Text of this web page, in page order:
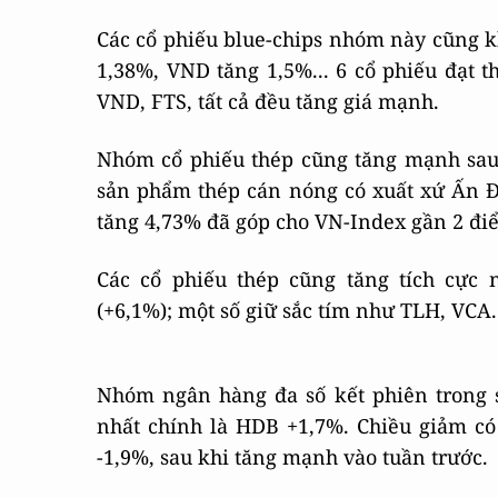
Các cổ phiếu blue-chips nhóm này cũng
1,38%, VND tăng 1,5%... 6 cổ phiếu đạt
VND, FTS, tất cả đều tăng giá mạnh.
Nhóm cổ phiếu thép cũng tăng mạnh
sản phẩm thép cán nóng có xuất xứ Ấn
tăng 4,73% đã góp cho VN-Index gần 2
Các cổ phiếu thép cũng tăng tích cực
(+6,1%); một số giữ sắc tím như TLH, VCA.
Nhóm ngân hàng đa số kết phiên
nhất chính là HDB +1,7%. Chiều giảm
-1,9%, sau khi tăng mạnh vào tuần trước.